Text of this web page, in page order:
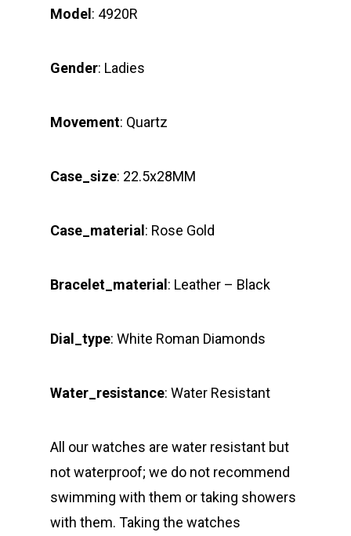
Model : 4920R
Gender: Ladies
Movement: Quartz
Case_size: 22.5x28MM
Case_material : Rose Gold
Bracelet_material : Leather – Black
Dial_type: White Roman Diamonds
Water_resistance: Water Resistant
All our watches are water resistant but
not waterproof; we do not recommend
swimming with them or taking showers
with them. Taking the watches